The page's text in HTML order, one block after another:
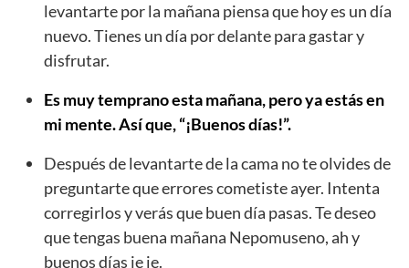
levantarte por la mañana piensa que hoy es un día
nuevo. Tienes un día por delante para gastar y
disfrutar.
Es muy temprano esta mañana, pero ya estás en
mi mente. Así que, “¡Buenos días!”.
Después de levantarte de la cama no te olvides de
preguntarte que errores cometiste ayer. Intenta
corregirlos y verás que buen día pasas. Te deseo
que tengas buena mañana Nepomuseno, ah y
buenos días je je.